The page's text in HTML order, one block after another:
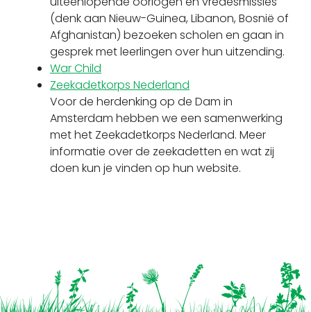
(denk aan Nieuw-Guinea, Libanon, Bosnië of
Afghanistan) bezoeken scholen en gaan in
gesprek met leerlingen over hun uitzending.
War Child
Zeekadetkorps Nederland
Voor de herdenking op de Dam in
Amsterdam hebben we een samenwerking
met het Zeekadetkorps Nederland. Meer
informatie over de zeekadetten en wat zij
doen kun je vinden op hun website.